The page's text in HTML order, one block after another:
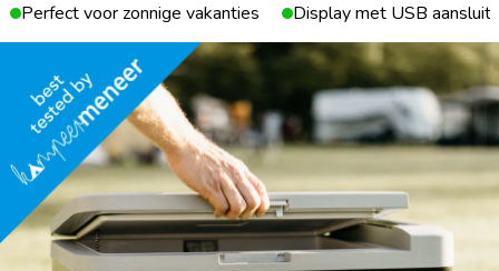
Perfect voor zonnige vakanties Display met USB